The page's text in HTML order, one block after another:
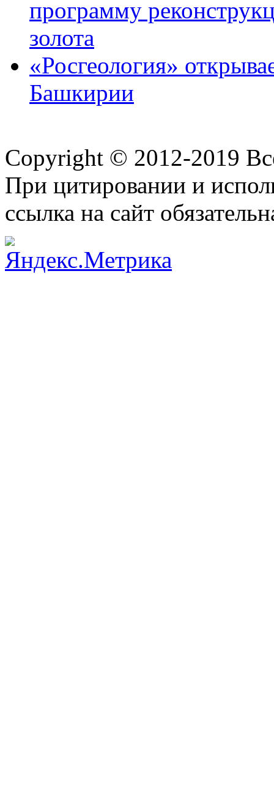
программу
золота
«Росгеология»
Башкирии
Copyright © 2012-2019
При цитировании и
ссылка на сайт